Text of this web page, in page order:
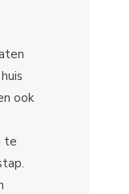
ook
te